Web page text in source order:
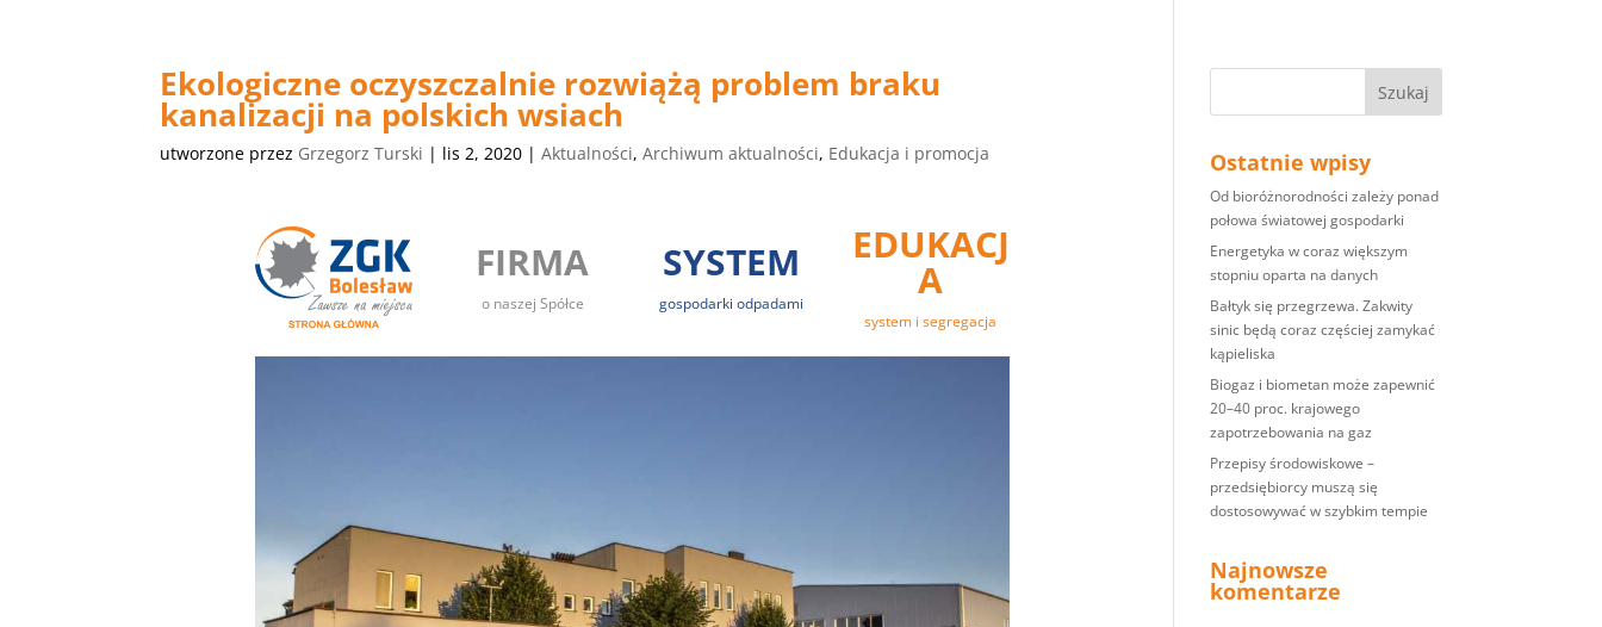
Ekologiczne oczyszczalnie rozwiążą problem braku
kanalizacji na polskich wsiach
utworzone przez Grzegorz Turski | lis 2, 2020 |Aktualności,Archiwum aktualności, Edukacja i promocja
FIRMA
o naszej Spółce
SYSTEM
gospodarki odpadami
EDUKACJ
A
system i segregacja
Ostatnie wpisy
Od bioróżnorodności zależy ponad
połowa światowej gospodarki
Energetyka w coraz większym
stopniu oparta na danych
Bałtyk się przegrzewa. Zakwity
sinic będą coraz częściej zamykać
kąpieliska
Biogaz i biometan może zapewnić
20–40 proc. krajowego
zapotrzebowania na gaz
Przepisy środowiskowe –
przedsiębiorcy muszą się
dostosowywać w szybkim tempie
Najnowsze
komentarze